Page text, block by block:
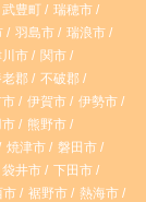
a
m
武豊町
瑞穂市
羽島市
瑞浪市
市
関市
郡
不破郡
市 伊賀市
伊勢市
市
熊野市
焼津市
磐田市
袋井市
下田市
市 裾野市
熱海市